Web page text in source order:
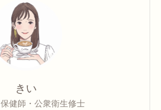
きい
健師・公衆衛生修士